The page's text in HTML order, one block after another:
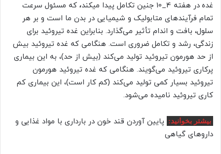
غدهدر هفته 4_10 جنین تکامل پیدا می‎کند ، که مسئول سرعت
تمام فرآیندهای متابولیک و شیمیایی در بدن ما است و بر هر
سلول، بافت و اندام تأثیر می‌گذارد. بنابراین غده تیروئید برای
زندگی، رشد و تکامل ضروری است. هنگامی که غده تیروئید بیش
از حد هورمون تیروئید تولید می‌کند (بیش از حد)، به این بیماری
پرکاری تیروئید می‌گویند. هنگامی که غده تیروئید هورمون
تیروئید بسیار کمی تولید می‌کند (کم کار است)، این بیماری کم
کاری تیروئید نامیده می‌شود.
بیشتر بخوانید: پایین آوردن قند خون در بارداری با مواد غذایی و
داروهای گیاهی